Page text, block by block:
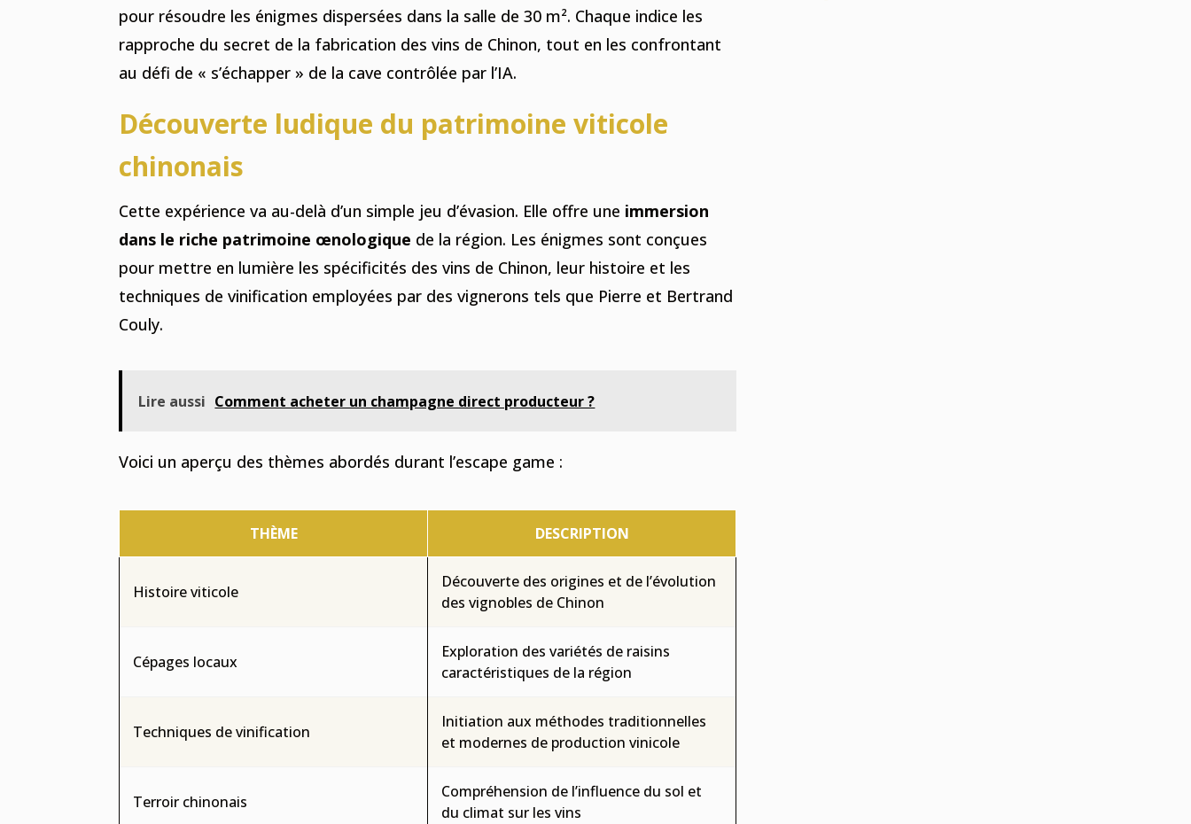
pour résoudre les énigmes dispersées dans la salle de 30 m². Chaque indice les
rapproche du secret de la fabrication des vins de Chinon, tout en les confrontant
au défi de « s’échapper » de la cave contrôlée par l’IA.
Découverte ludique du patrimoine viticole
chinonais
Cette expérience va au-delà d’un simple jeu d’évasion. Elle offre une immersion
dans le riche patrimoine œnologique de la région. Les énigmes sont conçues
pour mettre en lumière les spécificités des vins de Chinon, leur histoire et les
techniques de vinification employées par des vignerons tels que Pierre et Bertrand
Couly.
Lire aussi Comment acheter un champagne direct producteur ?
Voici un aperçu des thèmes abordés durant l’escape game :
THÈME DESCRIPTION
Histoire viticole
Découverte des origines et de l’évolution
des vignobles de Chinon
Cépages locaux
Exploration des variétés de raisins
caractéristiques de la région
Techniques de vinification
Initiation aux méthodes traditionnelles
et modernes de production vinicole
Terroir chinonais
Compréhension de l’influence du sol et
du climat sur les vins